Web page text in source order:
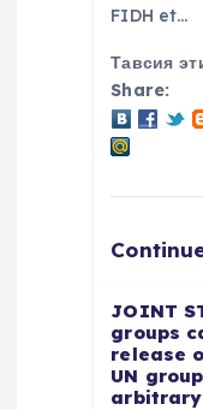
FIDH et…
Тавсия
Share:
JOINT
groups
release
UN